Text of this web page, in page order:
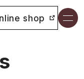
shop